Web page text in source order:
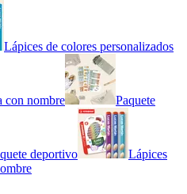
Lápices de colores personalizados
con nombre Paquete
deportivo
Lápices